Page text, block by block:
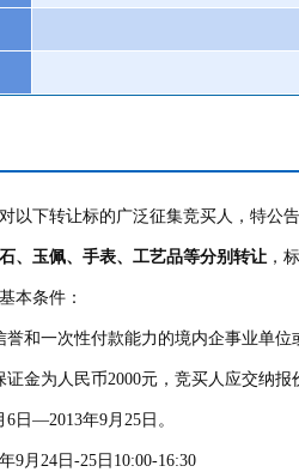
以下转让标的广泛征集竞买人，特公
、玉佩、手表、工艺品等分别转让 ，
本条件：
誉和一次性付款能力的境内企事业单
证金为人民币2000元，竞买人应交纳
6日—2013年9月25日。
9月24日-25日10:00-16:30